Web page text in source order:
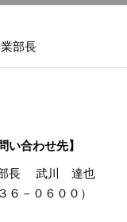
部長
い合わせ先】
部長 武川 達也
６－０６００）